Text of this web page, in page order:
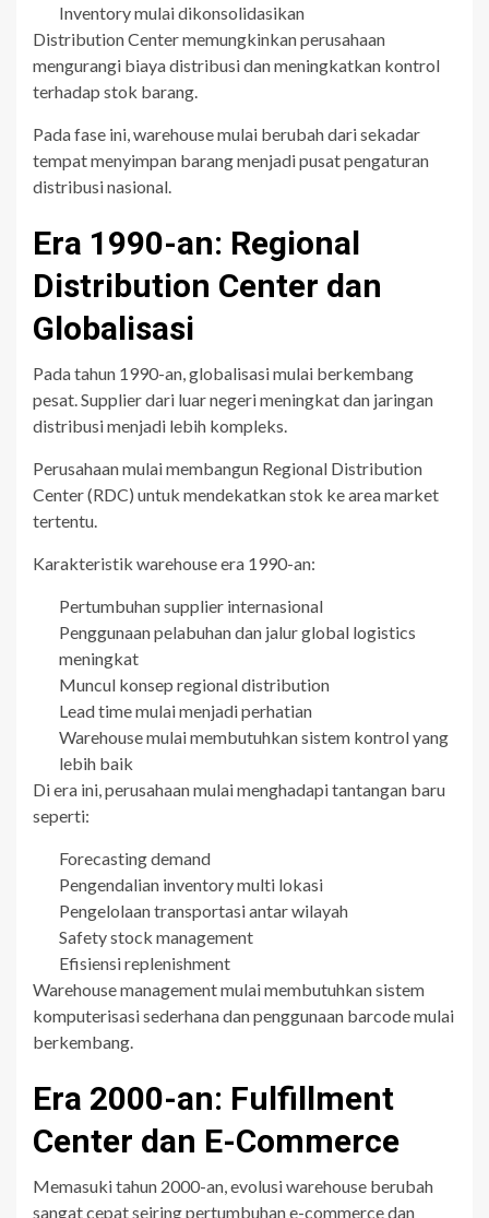
Inventory mulai dikonsolidasikan
Distribution Center memungkinkan perusahaan
mengurangi biaya distribusi dan meningkatkan kontrol
terhadap stok barang.
Pada fase ini, warehouse mulai berubah dari sekadar
tempat menyimpan barang menjadi pusat pengaturan
distribusi nasional.
Era 1990-an: Regional
Distribution Center dan
Globalisasi
Pada tahun 1990-an, globalisasi mulai berkembang
pesat. Supplier dari luar negeri meningkat dan jaringan
distribusi menjadi lebih kompleks.
Perusahaan mulai membangun Regional Distribution
Center (RDC) untuk mendekatkan stok ke area market
tertentu.
Karakteristik warehouse era 1990-an:
Pertumbuhan supplier internasional
Penggunaan pelabuhan dan jalur global logistics
meningkat
Muncul konsep regional distribution
Lead time mulai menjadi perhatian
Warehouse mulai membutuhkan sistem kontrol yang
lebih baik
Di era ini, perusahaan mulai menghadapi tantangan baru
seperti:
Forecasting demand
Pengendalian inventory multi lokasi
Pengelolaan transportasi antar wilayah
Safety stock management
Efisiensi replenishment
Warehouse management mulai membutuhkan sistem
komputerisasi sederhana dan penggunaan barcode mulai
berkembang.
Era 2000-an: Fulfillment
Center dan E-Commerce
Memasuki tahun 2000-an, evolusi warehouse berubah
sangat cepat seiring pertumbuhan e-commerce dan